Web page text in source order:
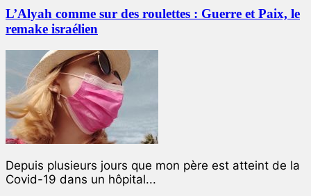
L’Alyah comme sur des roulettes : Guerre et Paix, le
remake israélien
Depuis plusieurs jours que mon père est atteint de la
Covid-19 dans un hôpital...